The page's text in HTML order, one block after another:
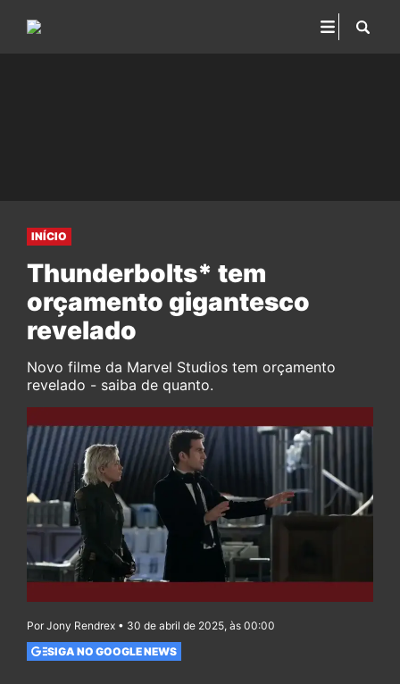
INÍCIO
Thunderbolts* tem
orçamento gigantesco
revelado
Novo filme da Marvel Studios tem orçamento
revelado - saiba de quanto.
Por Jony Rendrex • 30 de abril de 2025, às 00:00
SIGA NO GOOGLE NEWS